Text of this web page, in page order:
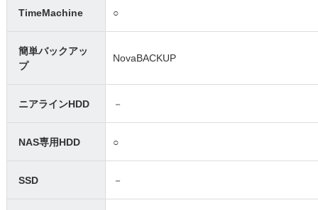
TimeMachine ○
簡単バックアッ
プ
NovaBACKUP
ニアラインHDD －
NAS専用HDD ○
SSD －